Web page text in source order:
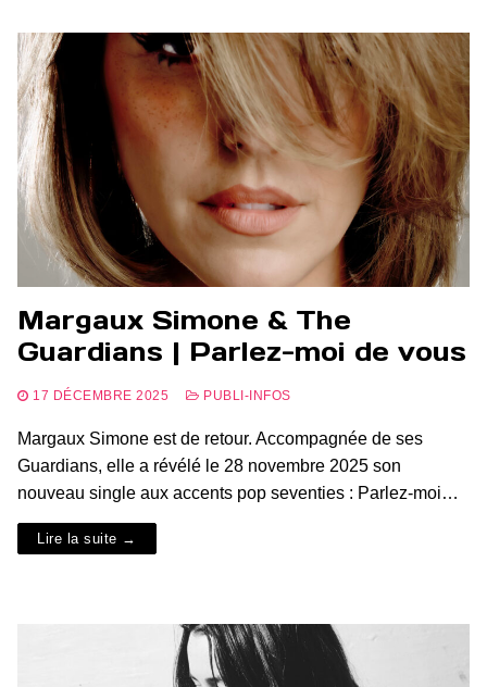
Margaux Simone & The
Guardians | Parlez-moi de vous
17 DÉCEMBRE 2025 PUBLI-INFOS
Margaux Simone est de retour. Accompagnée de ses
Guardians, elle a révélé le 28 novembre 2025 son
nouveau single aux accents pop seventies : Parlez-moi…
Lire la suite →